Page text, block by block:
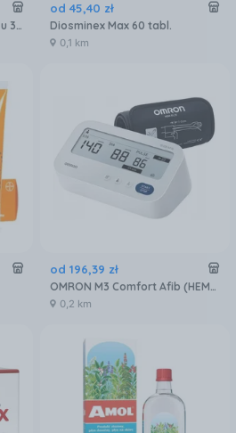
Thealoz Duo Krople Do Oczu 3% 10ml
od 45,40 zł
Diosminex Max 60 tabl.
0,1 km
od 196,39 zł
OMRON M3 Comfort Afib (HEM-7196-FLE)
0,2 km